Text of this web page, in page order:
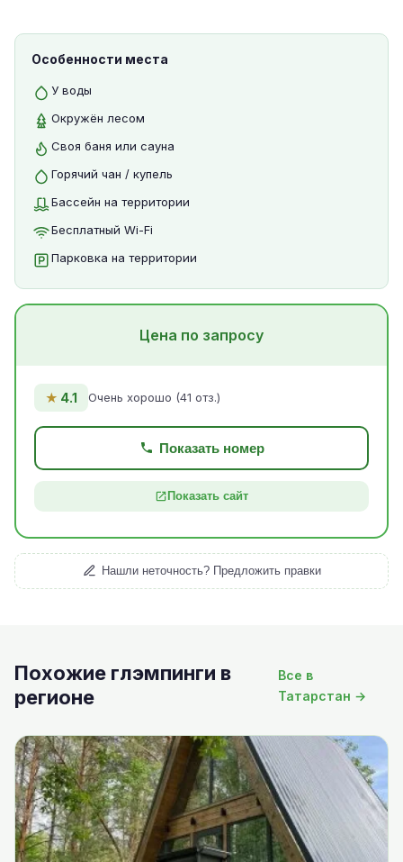
Особенности места
У воды
Окружён лесом
Своя баня или сауна
Горячий чан / купель
Бассейн на территории
Бесплатный Wi-Fi
Парковка на территории
Цена по запросу
★ 4.1 Очень хорошо (41 отз.)
Показать номер
Показать сайт
Нашли неточность? Предложить правки
Похожие глэмпинги в
регионе
Все в
Татарстан →